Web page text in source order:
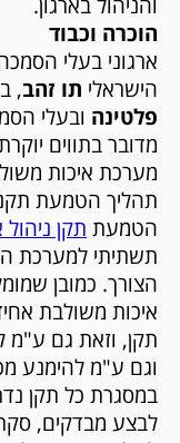
הוכרה וכבוד
הישראלי תו זהב,
פלטינה ובעלי הסמכה ל-
מדובר בתווים
מערכת איכות
תהליך הטמעת
הטמעת תקן ניהול
תשתיתי למערכת
הצורך. כמובן
איכות משולבת
תקן, וזאת גם ע"מ
וגם ע"מ להימנע
במסגרת כל תקן
לבצע מבדקים,